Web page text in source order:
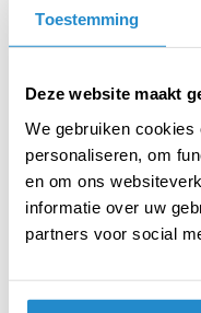
Toestemming
Deze website maakt
We gebruiken
personaliseren, om
en om ons
informatie over uw
partners voor social
Het